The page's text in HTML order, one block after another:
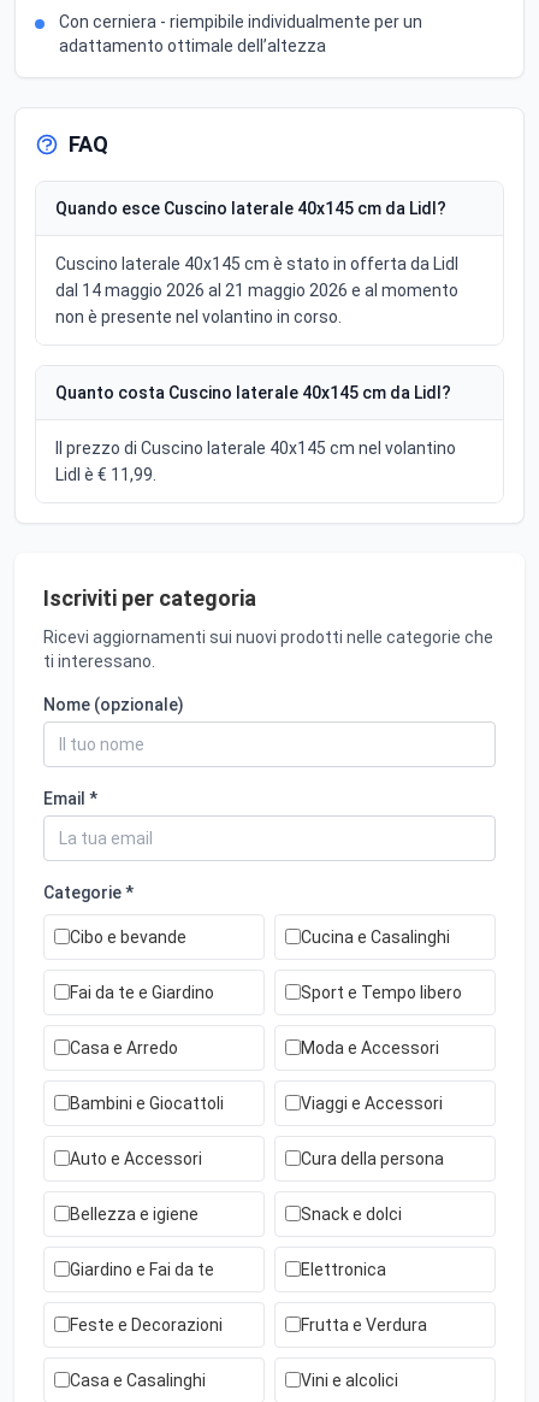
Con cerniera - riempibile individualmente per un
adattamento ottimale dell’altezza
FAQ
Quando esce Cuscino laterale 40x145 cm da Lidl?
Cuscino laterale 40x145 cm è stato in offerta da Lidl
dal 14 maggio 2026 al 21 maggio 2026 e al momento
non è presente nel volantino in corso.
Quanto costa Cuscino laterale 40x145 cm da Lidl?
Il prezzo di Cuscino laterale 40x145 cm nel volantino
Lidl è € 11,99.
Iscriviti per categoria
Ricevi aggiornamenti sui nuovi prodotti nelle categorie che
ti interessano.
Nome (opzionale)
Email *
Categorie *
Cibo e bevande Cucina e Casalinghi
Fai da te e Giardino Sport e Tempo libero
Casa e Arredo Moda e Accessori
Bambini e Giocattoli Viaggi e Accessori
Auto e Accessori Cura della persona
Bellezza e igiene Snack e dolci
Giardino e Fai da te Elettronica
Feste e Decorazioni Frutta e Verdura
Casa e Casalinghi Vini e alcolici